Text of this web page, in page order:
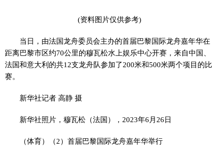
(资料图片仅供参考)
当日，由法国龙舟委员会主办的首届巴黎国际龙舟嘉年华在
距离巴黎市区约70公里的穆瓦松水上娱乐中心开赛，来自中国、
法国和意大利的共12支龙舟队参加了200米和500米两个项目的比
赛。
新华社记者 高静 摄
新华社照片，穆瓦松（法国），2023年6月26日
（体育）（2）首届巴黎国际龙舟嘉年华举行